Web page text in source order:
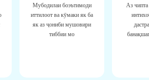
Мубодилаи боэътимоди
иттилоот ва кӯмаки як ба
як аз ҷониби мушовири
тиббии мо
Аз